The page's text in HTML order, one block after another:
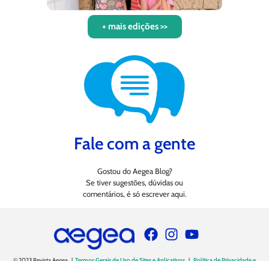
+ mais edições >>
Fale com a gente
Gostou do Aegea Blog?
Se tiver sugestões, dúvidas ou
comentários, é só escrever aqui.